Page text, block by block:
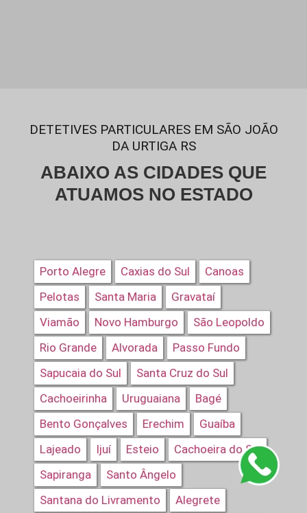
DETETIVES PARTICULARES EM SÃO JOÃO
DA URTIGA RS
ABAIXO AS CIDADES QUE
ATUAMOS NO ESTADO
Porto Alegre Caxias do Sul
Canoas
Pelotas
Santa Maria
Gravataí
Viamão
Novo Hamburgo
São Leopoldo
Rio Grande
Alvorada
Passo Fundo
Sapucaia do Sul
Santa Cruz do Sul
Cachoeirinha
Uruguaiana
Bagé
Bento Gonçalves
Erechim
Guaíba
Lajeado
Ijuí Esteio
Cachoeira do Sul
Sapiranga
Santo Ângelo
Santana do Livramento
Alegrete